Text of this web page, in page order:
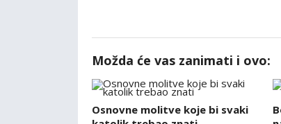
Možda će vas zanimati i ovo:
Osnovne molitve koje bi svaki